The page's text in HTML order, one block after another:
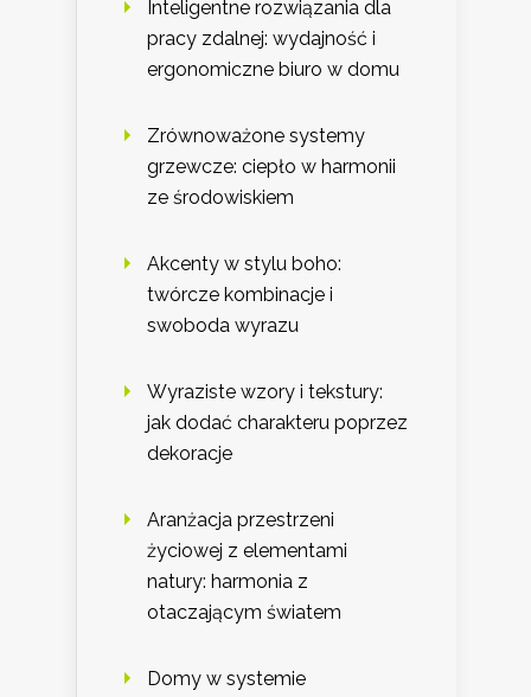
Inteligentne rozwiązania dla
pracy zdalnej: wydajność i
ergonomiczne biuro w domu
Zrównoważone systemy
grzewcze: ciepło w harmonii
ze środowiskiem
Akcenty w stylu boho:
twórcze kombinacje i
swoboda wyrazu
Wyraziste wzory i tekstury:
jak dodać charakteru poprzez
dekoracje
Aranżacja przestrzeni
życiowej z elementami
natury: harmonia z
otaczającym światem
Domy w systemie